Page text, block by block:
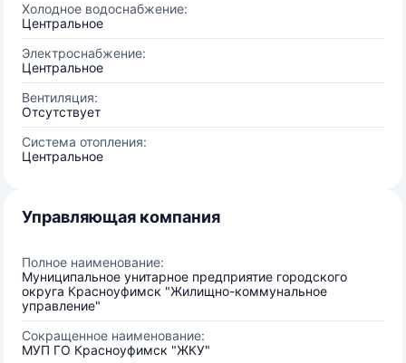
Холодное водоснабжение:
Центральное
Электроснабжение:
Центральное
Вентиляция:
Отсутствует
Система отопления:
Центральное
Управляющая компания
Полное наименование:
Муниципальное унитарное предприятие городского
округа Красноуфимск "Жилищно-коммунальное
управление"
Сокращенное наименование:
МУП ГО Красноуфимск "ЖКУ"